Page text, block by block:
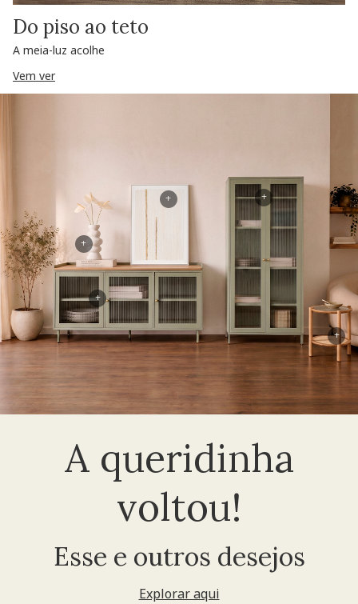
Do piso ao teto
A meia-luz acolhe
Vem ver
A queridinha
voltou!
Esse e outros desejos
Explorar aqui
+
+
+
+
+